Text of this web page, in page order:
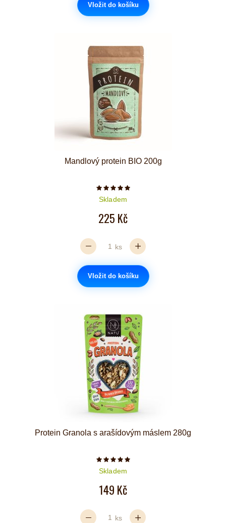
Vložit do košíku
Mandlový protein BIO 200g
Počet hvězdiček je 5 z 5
Skladem
225 Kč
ks
Vložit do košíku
Protein Granola s arašídovým máslem 280g
Počet hvězdiček je 5 z 5
Skladem
149 Kč
ks